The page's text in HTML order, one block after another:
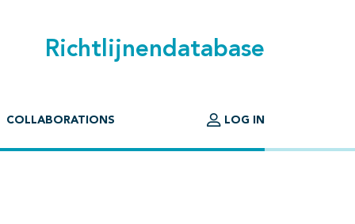
Richtlijnendatabase
COLLABORATIONS LOG IN